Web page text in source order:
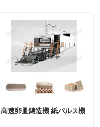
高速卵皿鋳造機 紙パルス機